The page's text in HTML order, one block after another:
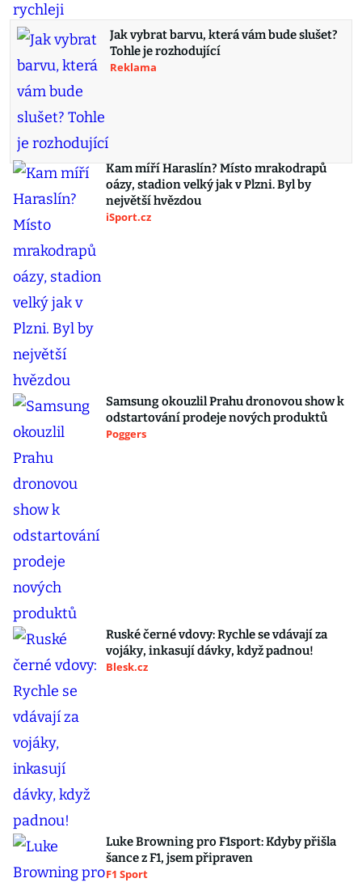
Jak vybrat barvu, která vám bude slušet?
Tohle je rozhodující
Reklama
Kam míří Haraslín? Místo mrakodrapů
oázy, stadion velký jak v Plzni. Byl by
největší hvězdou
iSport.cz
Samsung okouzlil Prahu dronovou show k
odstartování prodeje nových produktů
Poggers
Ruské černé vdovy: Rychle se vdávají za
vojáky, inkasují dávky, když padnou!
Blesk.cz
Luke Browning pro F1sport: Kdyby přišla
šance z F1, jsem připraven
F1 Sport